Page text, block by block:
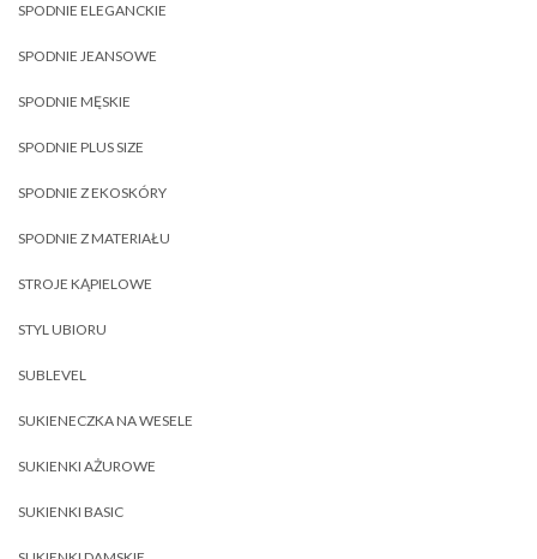
SPODNIE ELEGANCKIE
SPODNIE JEANSOWE
SPODNIE MĘSKIE
SPODNIE PLUS SIZE
SPODNIE Z EKOSKÓRY
SPODNIE Z MATERIAŁU
STROJE KĄPIELOWE
STYL UBIORU
SUBLEVEL
SUKIENECZKA NA WESELE
SUKIENKI AŻUROWE
SUKIENKI BASIC